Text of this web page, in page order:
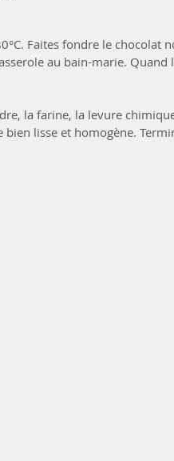
Faites fondre le chocolat
au bain-marie.
la farine, la levure
lisse et homogène.